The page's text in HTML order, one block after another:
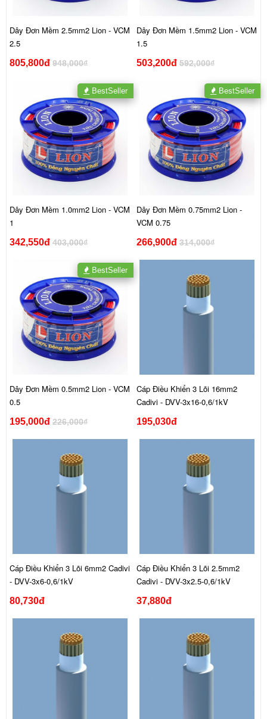
Dây Đơn Mềm 2.5mm2 Lion - VCM
2.5
805,800đ 948,000₫
Dây Đơn Mềm 1.5mm2 Lion - VCM
1.5
503,200đ 592,000₫
Dây Đơn Mềm 1.0mm2 Lion - VCM
1
342,550đ 403,000₫
BestSeller
Dây Đơn Mềm 0.75mm2 Lion -
VCM 0.75
266,900đ 314,000₫
BestSeller
Dây Đơn Mềm 0.5mm2 Lion - VCM
0.5
195,000đ 226,000₫
BestSeller
Cáp Điều Khiển 3 Lõi 16mm2
Cadivi - DVV-3x16-0,6/1kV
195,030đ
Cáp Điều Khiển 3 Lõi 6mm2 Cadivi
- DVV-3x6-0,6/1kV
80,730đ
Cáp Điều Khiển 3 Lõi 2.5mm2
Cadivi - DVV-3x2.5-0,6/1kV
37,880đ